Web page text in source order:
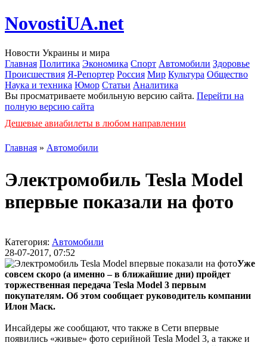
NovostiUA.net
Новости Украины и мира
Главная Политика Экономика Спорт Автомобили Здоровье
Происшествия Я-Репортер Россия Мир Культура Общество
Наука и техника Юмор Статьи Аналитика
Вы просматриваете мобильную версию сайта. Перейти на
полную версию сайта
Дешевые авиабилеты в любом направлении
Главная » Автомобили
Электромобиль Tesla Model
впервые показали на фото
Категория: Автомобили
28-07-2017, 07:52
Уже
совсем скоро (а именно – в ближайшие дни) пройдет
торжественная передача Tesla Model 3 первым
покупателям. Об этом сообщает руководитель компании
Илон Маск.
Инсайдеры же сообщают, что также в Сети впервые
появились «живые» фото серийной Tesla Model 3, а также и